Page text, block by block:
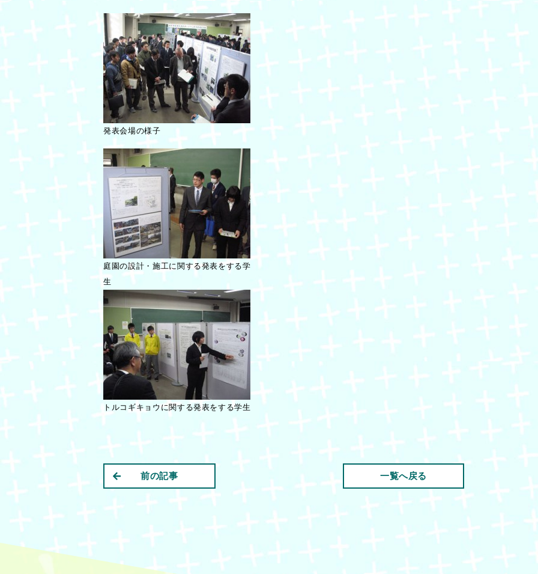
発表会場の様子
庭園の設計・施工に関する発表をする学
生
トルコギキョウに関する発表をする学生
一覧へ戻る
前の記事